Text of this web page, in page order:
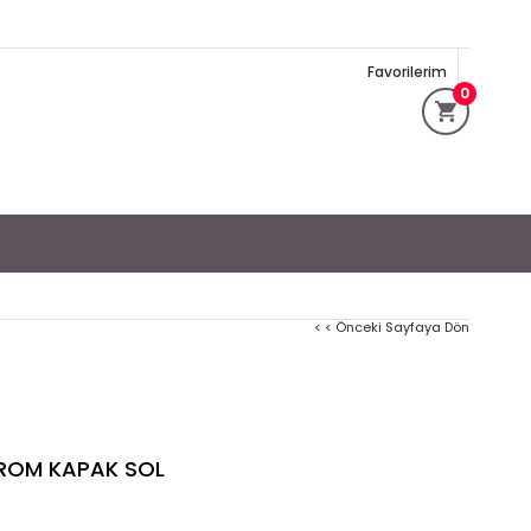
0
Favorilerim
< < Önceki Sayfaya Dön
KAPAK SOL